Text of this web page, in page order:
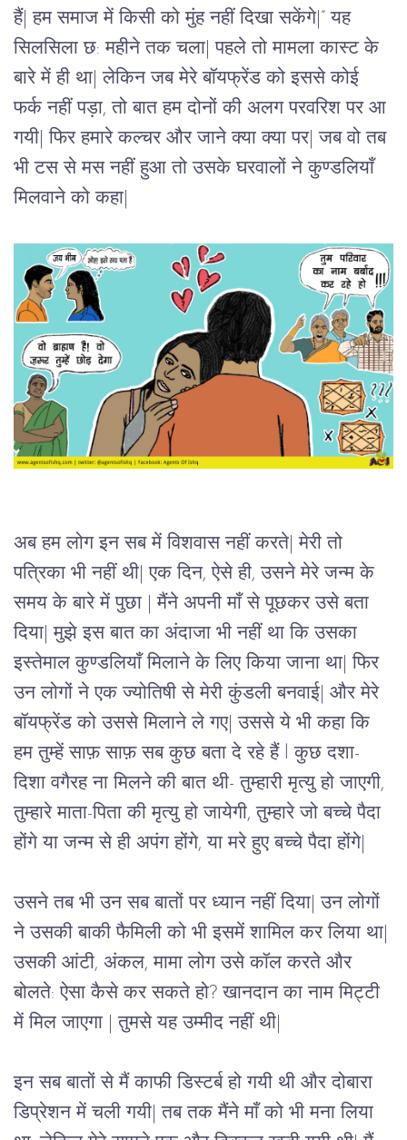
हैं| हम समाज में किसी को मुंह नहीं दिखा सकेंगे|” यह
सिलसिला छ: महीने तक चला | पहले तो मामला कास्ट के
बारे में ही था | लेकिन जब मेरे बॉयफ्रेंड को इससे कोई
फर्क नहीं पड़ा, तो बात हम दोनों की अलग परवरिश पर आ
गयी | फिर हमारे कल्चर और जाने क्या क्या पर| जब वो तब
भी टस से मस नहीं हुआ तो उसके घरवालों ने कुण्डलियाँ
मिलवाने को कहा
अब हम लोग इन सब में विशवास नहीं करते | मेरी तो
पत्रिका भी नहीं थी | एक दिन, ऐसे ही, उसने मेरे जन्म के
समय के बारे में पुछा | मैंने अपनी माँ से पूछकर उसे बता
दिया | मुझे इस बात का अंदाजा भी नहीं था कि उसका
इस्तेमाल कुण्डलियाँ मिलाने के लिए किया जाना था | फिर
उन लोगों ने एक ज्योतिषी से मेरी कुंडली बनवाई और मेरे
बॉयफ्रेंड को उससे मिलाने ले गए| उससे ये भी कहा कि
हम तुम्हें साफ़ साफ़ सब कुछ बता दे रहे हैं l कुछ दशा-
दिशा वगैरह ना मिलने की बात थी- तुम्हारी मृत्यु हो जाएगी,
तुम्हारे माता-पिता की मृत्यु हो जायेगी, तुम्हारे जो बच्चे पैदा
होंगे या जन्म से ही अपंग होंगे, या मरे हुए बच्चे पैदा होंगे|
उसने तब भी उन सब बातों पर ध्यान नहीं दिया | उन लोगों
ने उसकी बाकी फैमिली को भी इसमें शामिल कर लिया था
उसकी आंटी, अंकल, मामा लोग उसे कॉल करते और
बोलते: ऐसा कैसे कर सकते हो? खानदान का नाम मिट्टी
में मिल जाएगा | तुमसे यह उम्मीद नहीं थी
इन सब बातों से मैं काफी डिस्टर्ब हो गयी थी और दोबारा
डिप्रेशन में चली गयी| तब तक मैंने माँ को भी मना लिया